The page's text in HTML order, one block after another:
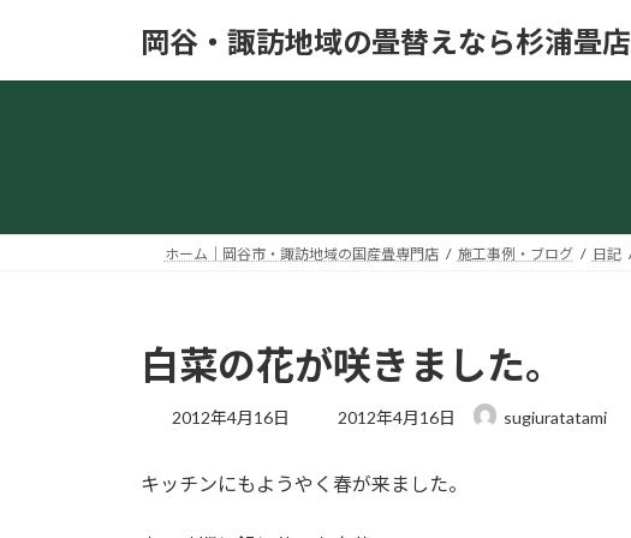
岡谷・諏訪地域の畳替えなら杉浦畳店
ホーム｜岡谷市・諏訪地域の国産畳専門店 施工事例・ブログ 日記
白菜の花が咲きました。
2012年4月16日
最
新
時
2012年4月16日 sugiuratatami
キッチンにもようやく春が来ました。